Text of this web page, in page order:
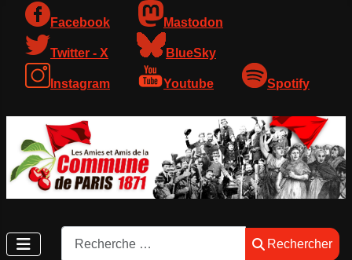
Facebook Mastodon
Twitter - X BlueSky
Instagram Youtube Spotify
Rechercher
Rechercher